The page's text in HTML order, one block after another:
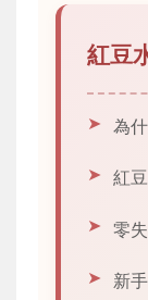
紅豆
為
紅
零
新